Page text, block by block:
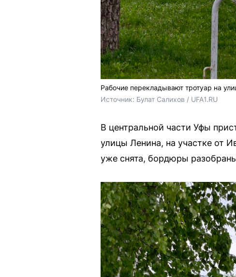
Рабочие перекладывают тротуар на
Источник: Булат Салихов / UFA1.RU
В центральной части Уфы
улицы Ленина, на участке от
уже снята, бордюры